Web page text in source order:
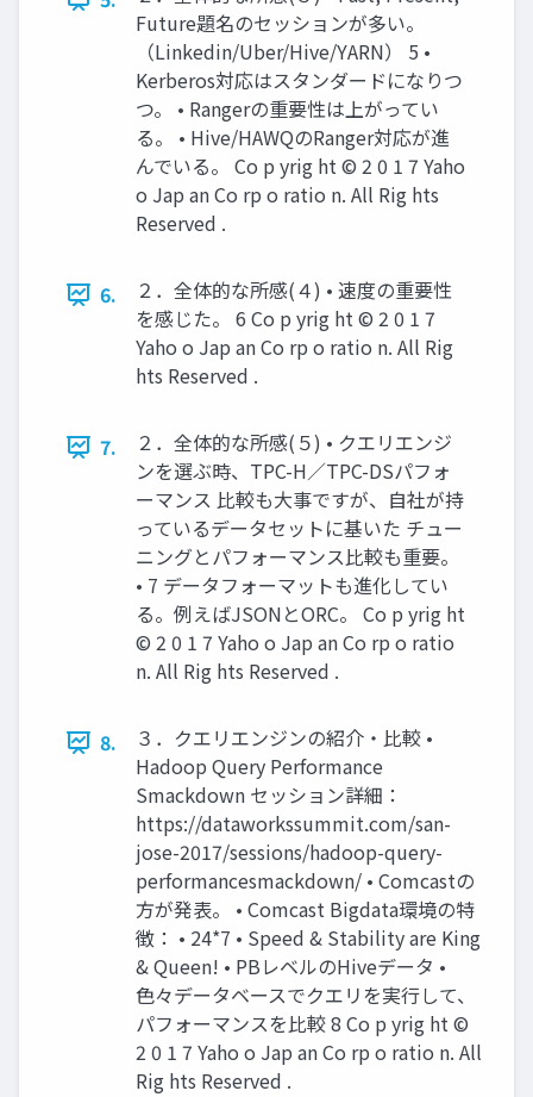
Future題名のセッションが多い。
（Linkedin/Uber/Hive/YARN） 5 •
Kerberos対応はスタンダードになりつ
つ。 • Rangerの重要性は上がってい
る。 • Hive/HAWQのRanger対応が進
んでいる。 Co p yrig ht © 2 0 1 7 Yaho
o Jap an Co rp o ratio n. All Rig hts
Reserved .
6.
２．全体的な所感(４) • 速度の重要性
を感じた。 6 Co p yrig ht © 2 0 1 7
Yaho o Jap an Co rp o ratio n. All Rig
hts Reserved .
7.
２．全体的な所感(５) • クエリエンジ
ンを選ぶ時、TPC-H／TPC-DSパフォ
ーマンス 比較も大事ですが、自社が持
っているデータセットに基いた チュー
ニングとパフォーマンス比較も重要。
• 7 データフォーマットも進化してい
る。例えばJSONとORC。 Co p yrig ht
© 2 0 1 7 Yaho o Jap an Co rp o ratio
n. All Rig hts Reserved .
8.
３．クエリエンジンの紹介・比較 •
Hadoop Query Performance
Smackdown セッション詳細：
https://dataworkssummit.com/san-
jose-2017/sessions/hadoop-query-
performancesmackdown/ • Comcastの
方が発表。 • Comcast Bigdata環境の特
徴： • 24*7 • Speed & Stability are King
& Queen! • PBレベルのHiveデータ •
色々データベースでクエリを実行して、
パフォーマンスを比較 8 Co p yrig ht ©
2 0 1 7 Yaho o Jap an Co rp o ratio n. All
Rig hts Reserved .